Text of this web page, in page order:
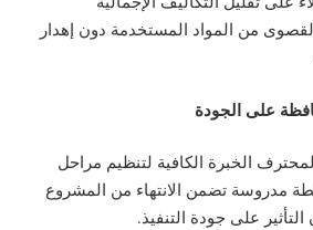
من المواد المستخدمة دون إهدار
على الجودة
الخبرة الكافية لتنظيم مراحل
مدروسة تضمن الانتهاء من المشروع
على جودة التنفيذ.